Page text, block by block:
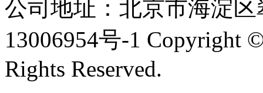
公司地址：北京市海淀
13006954号-1 Copyright
Rights Reserved.